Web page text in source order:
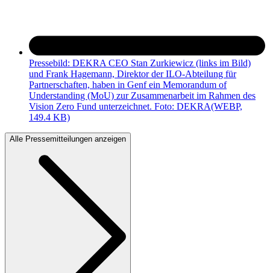
Pressebild: DEKRA CEO Stan Zurkiewicz (links im Bild)
und Frank Hagemann, Direktor der ILO-Abteilung für
Partnerschaften, haben in Genf ein Memorandum of
Understanding (MoU) zur Zusammenarbeit im Rahmen des
Vision Zero Fund unterzeichnet. Foto: DEKRA(WEBP,
149.4 KB)
Alle Pressemitteilungen anzeigen